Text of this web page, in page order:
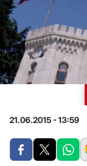
21.06.2015 - 13:59